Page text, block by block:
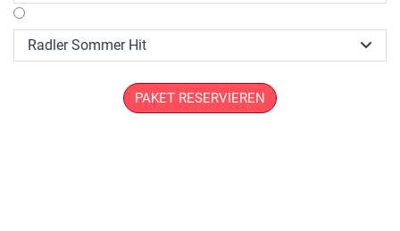
Radler Sommer Hit 
PAKET RESERVIEREN